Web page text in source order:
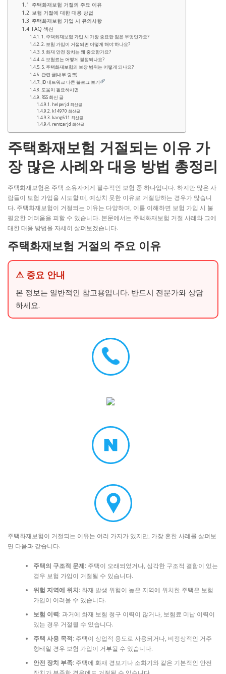
주택화재보험 거절의 주요 이유
보험 거절에 대한 대응 방법
주택화재보험 가입 시 유의사항
FAQ 섹션
1. 주택화재보험 가입 시 가장 중요한 점은 무엇인가요?
2. 보험 가입이 거절되면 어떻게 해야 하나요?
3. 화재 안전 장치는 왜 중요한가요?
4. 보험료는 어떻게 결정되나요?
5. 주택화재보험의 보장 범위는 어떻게 되나요?
관련 글(내부 링크)
JD 네트워크 다른 블로그 보기
도움이 필요하시면
RSS 최신 글
helperjd 최신글
k14970 최신글
kang611 최신글
rentcarjd 최신글
주택화재보험 거절되는 이유 가
장 많은 사례와 대응 방법 총정리
주택화재보험은 주택 소유자에게 필수적인 보험 중 하나입니다. 하지만 많은 사
람들이 보험 가입을 시도할 때, 예상치 못한 이유로 거절당하는 경우가 많습니
다. 주택화재보험이 거절되는 이유는 다양하며, 이를 이해하면 보험 가입 시 불
필요한 어려움을 피할 수 있습니다. 본문에서는 주택화재보험 거절 사례와 그에
대한 대응 방법을 자세히 살펴보겠습니다.
주택화재보험 거절의 주요 이유
⚠ 중요 안내
본 정보는 일반적인 참고용입니다. 반드시 전문가와 상담
하세요.
주택화재보험이 거절되는 이유는 여러 가지가 있지만, 가장 흔한 사례를 살펴보
면 다음과 같습니다.
주택의 구조적 문제: 주택이 오래되었거나, 심각한 구조적 결함이 있는
경우 보험 가입이 거절될 수 있습니다.
위험 지역에 위치: 화재 발생 위험이 높은 지역에 위치한 주택은 보험
가입이 어려울 수 있습니다.
보험 이력: 과거에 화재 보험 청구 이력이 많거나, 보험료 미납 이력이
있는 경우 거절될 수 있습니다.
주택 사용 목적: 주택이 상업적 용도로 사용되거나, 비정상적인 거주
형태일 경우 보험 가입이 거부될 수 있습니다.
안전 장치 부족: 주택에 화재 경보기나 소화기와 같은 기본적인 안전